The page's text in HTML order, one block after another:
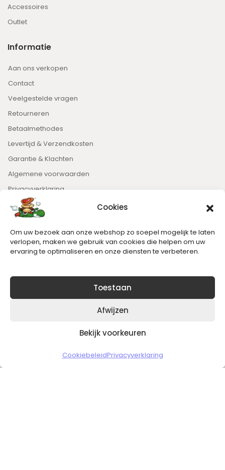
Cookies
Om uw bezoek aan onze webshop zo soepel mogelijk te laten
verlopen, maken we gebruik van cookies die helpen om uw
ervaring te optimaliseren en onze diensten te verbeteren.
Toestaan
Afwijzen
Bekijk voorkeuren
CookiebeleidPrivacyverklaring
Accessoires
Outlet
Informatie
Aan ons verkopen
Contact
Veelgestelde vragen
Retourneren
Betaalmethodes
Levertijd & Verzendkosten
Garantie & Klachten
Algemene voorwaarden
Privacyverklaring
Nieuwsbrief
Blijft op de hoogte van het laatste nieuws.